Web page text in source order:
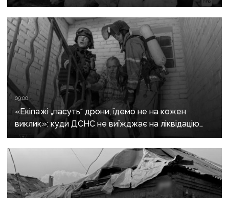
пошуковцем загону «Плацдарм»
09:00
«Екіпажі „пасуть“ дрони, їдемо не на кожен
виклик»: куди ДСНС не виїжджає на ліквідацію
надзвичайних ситуацій у Краматорську
та Слов’янську